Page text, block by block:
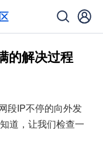
的解决过程
段IP不停的向外发
道，让我们检查一